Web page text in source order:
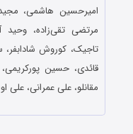
امیرحسین هاشمی،
مرتضی تقی‌زاده، وحید
تاجیک، کوروش
قائدی، حسین
مقانلو، علی عمرانی، علی